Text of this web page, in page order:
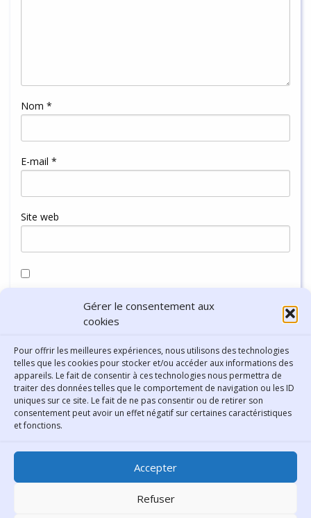
Gérer le consentement aux
cookies
Pour offrir les meilleures expériences, nous utilisons des technologies
telles que les cookies pour stocker et/ou accéder aux informations des
appareils. Le fait de consentir à ces technologies nous permettra de
traiter des données telles que le comportement de navigation ou les ID
uniques sur ce site. Le fait de ne pas consentir ou de retirer son
consentement peut avoir un effet négatif sur certaines caractéristiques
et fonctions.
Accepter
Refuser
Nom *
E-mail *
Site web
navigateur pour mon prochain commentaire.
Bibliothèque municipale de
Lyon
30 Boulevard Vivier-Merle